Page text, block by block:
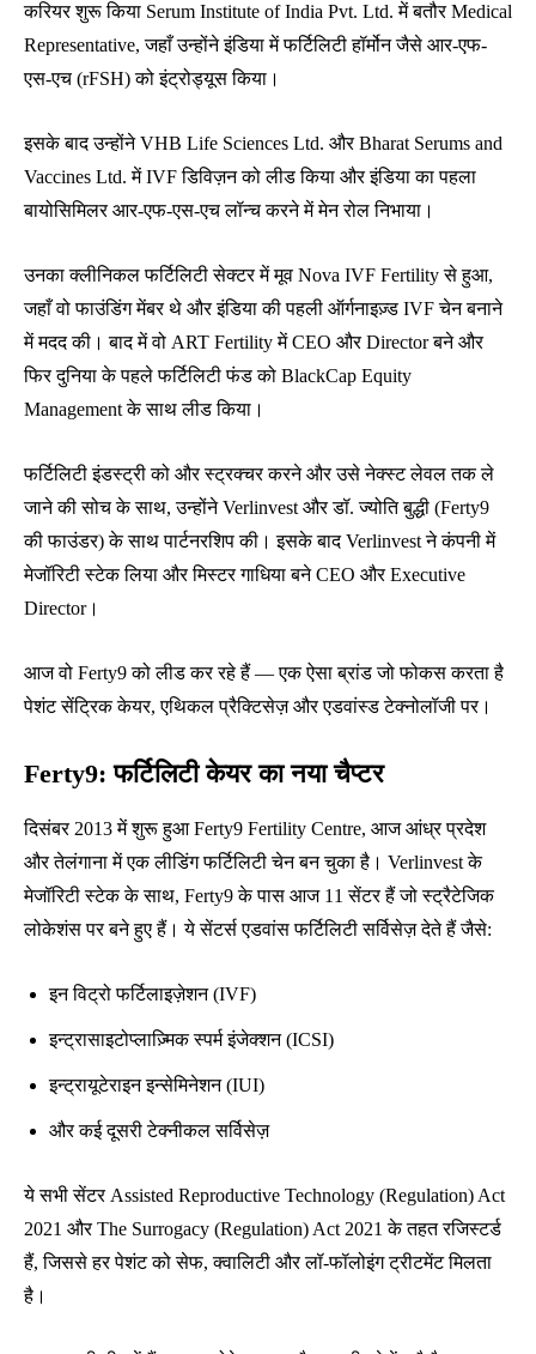
करियर शुरू किया Serum Institute of India Pvt. Ltd. में बतौर Medical
Representative, जहाँ उन्होंने इंडिया में फर्टिलिटी हॉर्मोन जैसे आर-एफ-
एस-एच (rFSH) को इंट्रोड्यूस किया।
इसके बाद उन्होंने VHB Life Sciences Ltd. और Bharat Serums and
Vaccines Ltd. में IVF डिविज़न को लीड किया और इंडिया का पहला
बायोसिमिलर आर-एफ-एस-एच लॉन्च करने में मेन रोल निभाया।
उनका क्लीनिकल फर्टिलिटी सेक्टर में मूव Nova IVF Fertility से हुआ,
जहाँ वो फाउंडिंग मेंबर थे और इंडिया की पहली ऑर्गनाइज़्ड IVF चेन बनाने
में मदद की। बाद में वो ART Fertility में CEO और Director बने और
फिर दुनिया के पहले फर्टिलिटी फंड को BlackCap Equity
Management के साथ लीड किया।
फर्टिलिटी इंडस्ट्री को और स्ट्रक्चर करने और उसे नेक्स्ट लेवल तक ले
जाने की सोच के साथ, उन्होंने Verlinvest और डॉ. ज्योति बुद्धी (Ferty9
की फाउंडर) के साथ पार्टनरशिप की। इसके बाद Verlinvest ने कंपनी में
मेजॉरिटी स्टेक लिया और मिस्टर गाधिया बने CEO और Executive
Director।
आज वो Ferty9 को लीड कर रहे हैं — एक ऐसा ब्रांड जो फोकस करता है
पेशंट सेंट्रिक केयर, एथिकल प्रैक्टिसेज़ और एडवांस्ड टेक्नोलॉजी पर।
Ferty9: फर्टिलिटी केयर का नया चैप्टर
दिसंबर 2013 में शुरू हुआ Ferty9 Fertility Centre, आज आंध्र प्रदेश
और तेलंगाना में एक लीडिंग फर्टिलिटी चेन बन चुका है। Verlinvest के
मेजॉरिटी स्टेक के साथ, Ferty9 के पास आज 11 सेंटर हैं जो स्ट्रैटेजिक
लोकेशंस पर बने हुए हैं। ये सेंटर्स एडवांस फर्टिलिटी सर्विसेज़ देते हैं जैसे:
इन विट्रो फर्टिलाइज़ेशन (IVF)
इन्ट्रासाइटोप्लाज़्मिक स्पर्म इंजेक्शन (ICSI)
इन्ट्रायूटेराइन इन्सेमिनेशन (IUI)
और कई दूसरी टेक्नीकल सर्विसेज़
ये सभी सेंटर Assisted Reproductive Technology (Regulation) Act
2021 और The Surrogacy (Regulation) Act 2021 के तहत रजिस्टर्ड
हैं, जिससे हर पेशंट को सेफ, क्वालिटी और लॉ-फॉलोइंग ट्रीटमेंट मिलता
है।